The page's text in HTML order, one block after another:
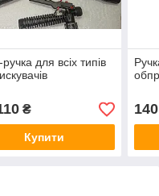
для всіх типів
₴
Купити
140